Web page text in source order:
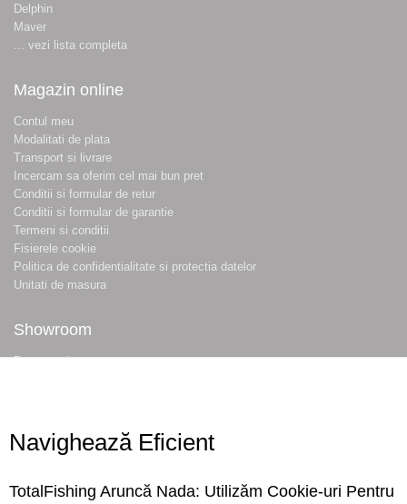
Delphin
Maver
... vezi lista completa
Magazin online
Contul meu
Modalitati de plata
Transport si livrare
Incercam sa oferim cel mai bun pret
Conditii si formular de retur
Conditii si formular de garantie
Termeni si conditii
Fisierele cookie
Politica de confidentialitate si protectia datelor
Unitati de masura
Showroom
Despre noi
Navighează Eficient
TotalFishing Aruncă Nada: Utilizăm Cookie-uri Pentru